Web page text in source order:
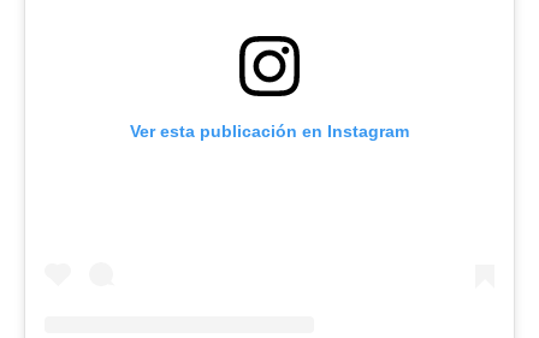
Ver esta publicación en Instagram